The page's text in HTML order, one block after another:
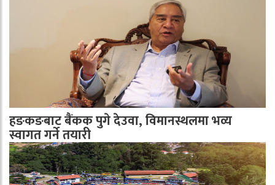
हङकङबाट बैंकक पुगे देउवा, विमानस्थलमा भव्य
स्वागत गर्ने तयारी